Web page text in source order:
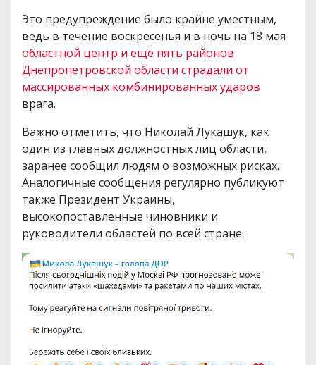
Это предупреждение было крайне уместным,
ведь в течение воскресенья и в ночь на 18 мая
областной центр и ещё пять районов
Днепропетровской области страдали от
массированных комбинированных ударов
врага.
Важно отметить, что Николай Лукашук, как
один из главных должностных лиц области,
заранее сообщил людям о возможных рисках.
Аналогичные сообщения регулярно публикуют
также Президент Украины,
высокопоставленные чиновники и
руководители областей по всей стране.